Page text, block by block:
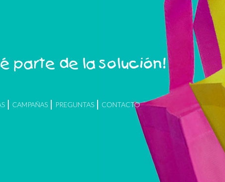
parte de la solución!
CAMPAÑAS PREGUNTAS CONTACTO